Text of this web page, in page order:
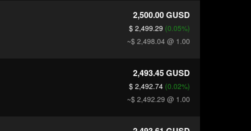
2,500.00GUSD
$ 2,499.29 (0.05%)
~$ 2,498.04 @ 1.00
2,493.45GUSD
$ 2,492.74 (0.02%)
~$ 2,492.29 @ 1.00